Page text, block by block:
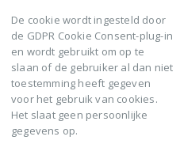
De cookie wordt ingesteld door
de GDPR Cookie Consent-plug-in
en wordt gebruikt om op te
slaan of de gebruiker al dan niet
toestemming heeft gegeven
voor het gebruik van cookies.
Het slaat geen persoonlijke
gegevens op.